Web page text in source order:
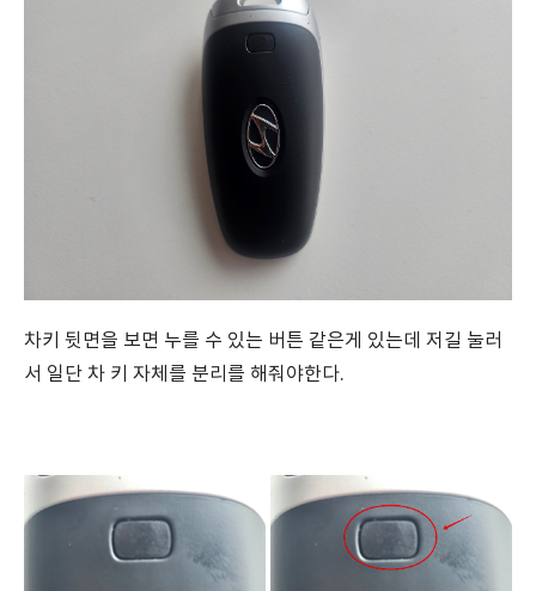
차키 뒷면을 보면 누를 수 있는 버튼 같은게 있는데 저길 눌러
서 일단 차 키 자체를 분리를 해줘야한다.